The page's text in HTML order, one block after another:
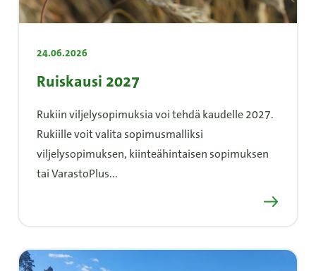
24.06.2026
Ruiskausi 2027
Rukiin viljelysopimuksia voi tehdä kaudelle 2027.
Rukiille voit valita sopimusmalliksi
viljelysopimuksen, kiinteähintaisen sopimuksen
tai VarastoPlus...